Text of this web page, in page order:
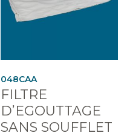
048CAA
FILTRE
D’EGOUTTAGE
SANS SOUFFLET